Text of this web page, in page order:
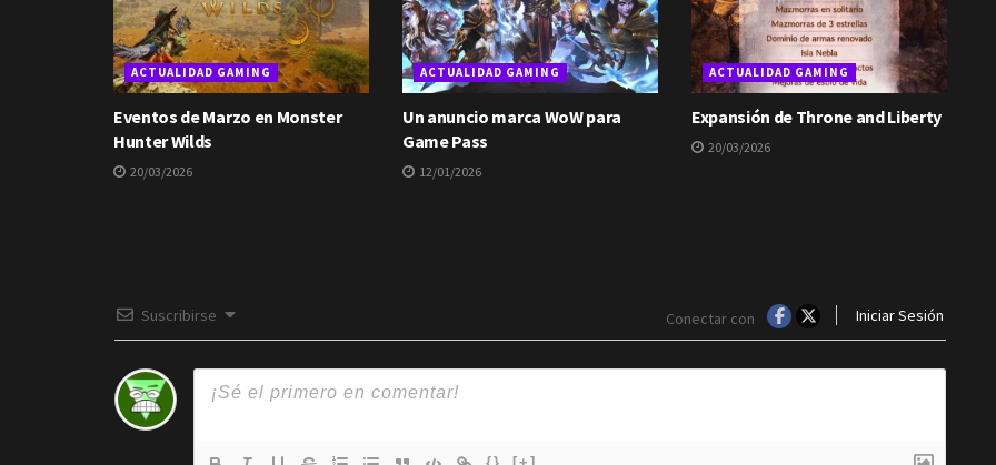
ACTUALIDAD GAMING
Eventos de Marzo en Monster
Hunter Wilds
20/03/2026
ACTUALIDAD GAMING
Un anuncio marca WoW para
Game Pass
12/01/2026
ACTUALIDAD GAMING
Expansión de Throne and Liberty
20/03/2026
Suscribirse Conectar con Iniciar Sesión